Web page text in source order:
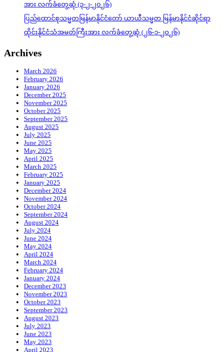
အား လက်ခံတွေ့ဆုံ (၃-၂-၂၀၂၆)
ပြည်ထောင်စုသမ္မတမြန်မာနိုင်ငံတော် ယာယီသမ္မတ မြန်မာနိုင်ငံဆိုင်ရာ
ထိုင်းနိုင်ငံသံအမတ်ကြီးအား လက်ခံတွေ့ဆုံ (၂၆-၁-၂၀၂၆)
Archives
March 2026
February 2026
January 2026
December 2025
November 2025
October 2025
September 2025
August 2025
July 2025
June 2025
May 2025
April 2025
March 2025
February 2025
January 2025
December 2024
November 2024
October 2024
September 2024
August 2024
July 2024
June 2024
May 2024
April 2024
March 2024
February 2024
January 2024
December 2023
November 2023
October 2023
September 2023
August 2023
July 2023
June 2023
May 2023
April 2023